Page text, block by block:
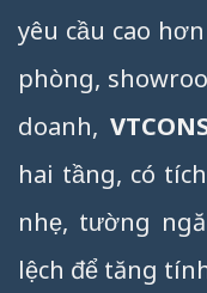
yêu cầu cao
phòng,
doanh,
hai tầng, có
nhẹ, tường
lệch để tăng